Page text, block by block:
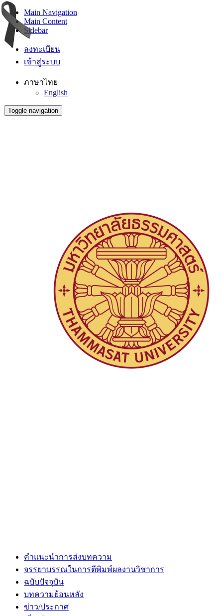
Main Navigation
Main Content
Sidebar
ลงทะเบียน
เข้าสู่ระบบ
ภาษาไทย
English
Toggle navigation
คำแนะนำการส่งบทความ
จรรยาบรรณในการตีพิมพ์ผลงานวิชาการ
ฉบับปัจจุบัน
บทความย้อนหลัง
ข่าว/ประกาศ